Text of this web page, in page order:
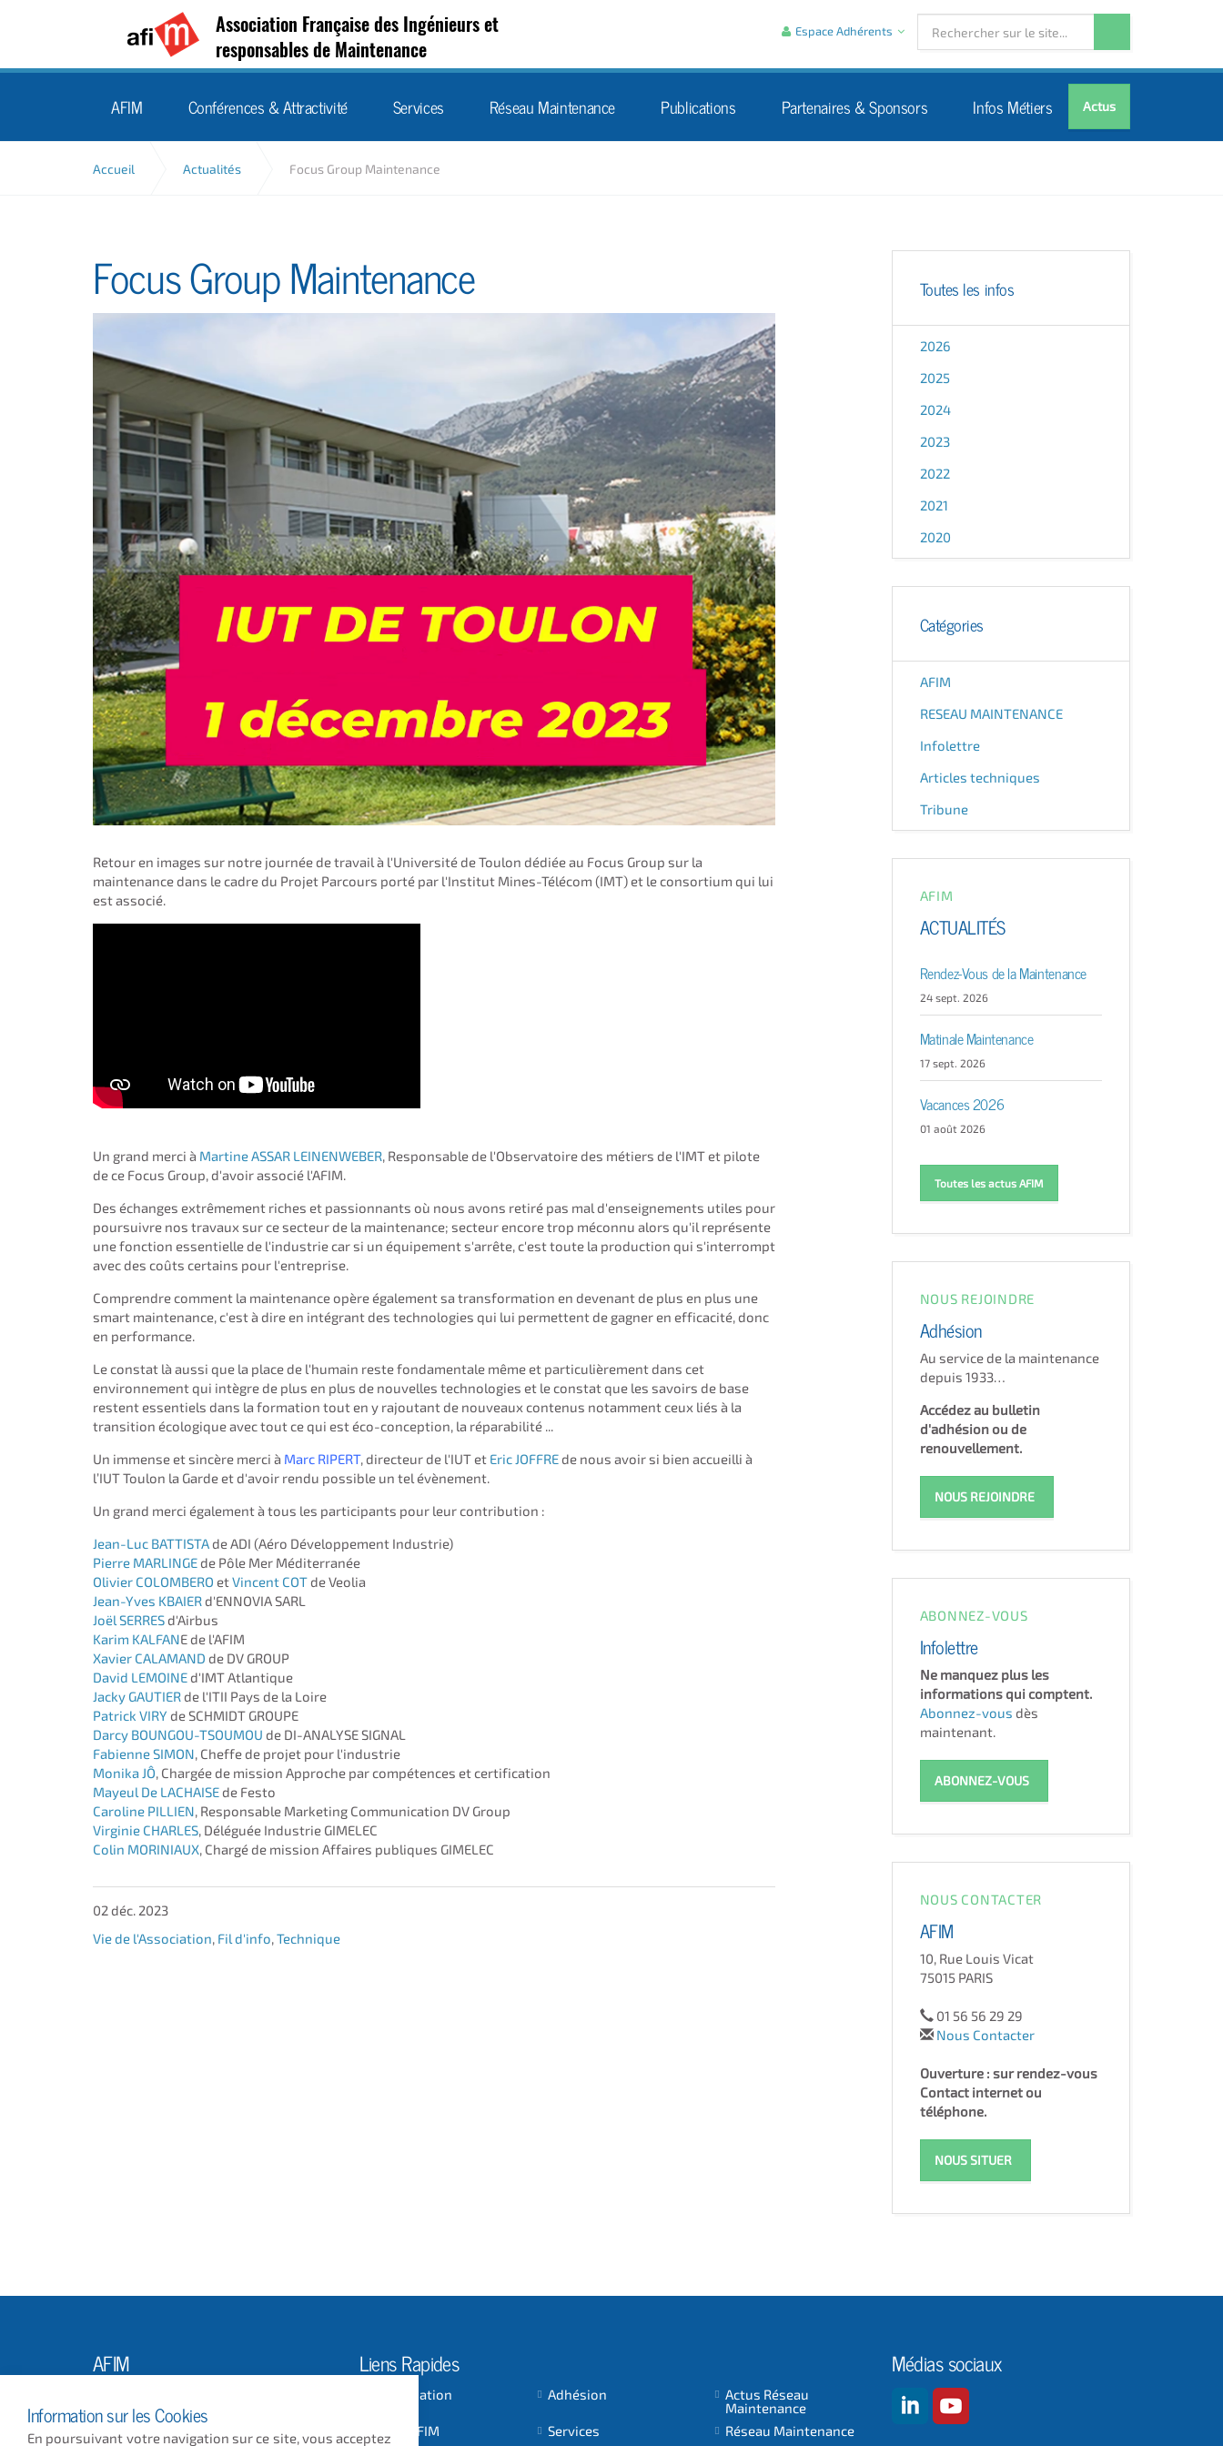
Association Française des Ingénieurs et
responsables de Maintenance
Actus
AFIM Conférences & Attractivité Services Réseau Maintenance Publications Partenaires & Sponsors Infos Métiers
Espace Adhérents
Accueil Actualités Focus Group Maintenance
Focus Group Maintenance
Retour en images sur notre journée de travail à l'Université de Toulon dédiée au Focus Group sur la
maintenance dans le cadre du Projet Parcours porté par l'Institut Mines-Télécom (IMT) et le consortium qui lui
est associé.
Un grand merci à Martine ASSAR LEINENWEBER , Responsable de l'Observatoire des métiers de l'IMT et pilote
de ce Focus Group, d'avoir associé l'AFIM.
Des échanges extrêmement riches et passionnants où nous avons retiré pas mal d'enseignements utiles pour
poursuivre nos travaux sur ce secteur de la maintenance; secteur encore trop méconnu alors qu'il représente
une fonction essentielle de l'industrie car si un équipement s'arrête, c'est toute la production qui s'interrompt
avec des coûts certains pour l'entreprise.
Comprendre comment la maintenance opère également sa transformation en devenant de plus en plus une
smart maintenance, c'est à dire en intégrant des technologies qui lui permettent de gagner en efficacité, donc
en performance.
Le constat là aussi que la place de l'humain reste fondamentale même et particulièrement dans cet
environnement qui intègre de plus en plus de nouvelles technologies et le constat que les savoirs de base
restent essentiels dans la formation tout en y rajoutant de nouveaux contenus notamment ceux liés à la
transition écologique avec tout ce qui est éco-conception, la réparabilité ...
Un immense et sincère merci à Marc RIPERT, directeur de l'IUT et Eric JOFFREde nous avoir si bien accueilli à
l’IUT Toulon la Garde et d'avoir rendu possible un tel évènement.
Un grand merci également à tous les participants pour leur contribution :
Jean-Luc BATTISTAde ADI (Aéro Développement Industrie)
Pierre MARLINGEde Pôle Mer Méditerranée
Olivier COLOMBERO etVincent COTde Veolia
Jean-Yves KBAIERd'ENNOVIA SARL
Joël SERRESd'Airbus
Karim KALFANE de l'AFIM
Xavier CALAMAND de DV GROUP
David LEMOINEd'IMT Atlantique
Jacky GAUTIERde l'ITII Pays de la Loire
Patrick VIRY de SCHMIDT GROUPE
Darcy BOUNGOU-TSOUMOU de DI-ANALYSE SIGNAL
Fabienne SIMON , Cheffe de projet pour l'industrie
Monika JÔ , Chargée de mission Approche par compétences et certification
Mayeul De LACHAISEde Festo
Caroline PILLIEN , Responsable Marketing Communication DV Group
Virginie CHARLES , Déléguée Industrie GIMELEC
Colin MORINIAUX , Chargé de mission Affaires publiques GIMELEC
02 déc. 2023
Vie de l'Association Fil d'info Technique
Toutes les infos
2026
2025
2024
2023
2022
2021
2020
Catégories
AFIM
RESEAU MAINTENANCE
Infolettre
Articles techniques
Tribune
AFIM
ACTUALITÉS
Rendez-Vous de la Maintenance
24 sept. 2026
Matinale Maintenance
17 sept. 2026
Vacances 2026
01 août 2026
Toutes les actus AFIM
NOUS REJOINDRE
Adhésion
Au service de la maintenance
depuis 1933…
Accédez au bulletin
d'adhésion ou de
renouvellement.
NOUS REJOINDRE
ABONNEZ-VOUS
Infolettre
Ne manquez plus les
informations qui comptent.
Abonnez-vous dès
maintenant.
ABONNEZ-VOUS
NOUS CONTACTER
AFIM
10, Rue Louis Vicat
75015 PARIS
01 56 56 29 29
Nous Contacter
Ouverture : sur rendez-vous
Contact internet ou
téléphone.
NOUS SITUER
AFIM
75015 PARIS
Liens Rapides
L'Association Adhésion
Actus Réseau
Maintenance
Actus AFIM
Services
Réseau Maintenance
Médias sociaux
Information sur les Cookies
En poursuivant votre navigation sur ce site, vous acceptez